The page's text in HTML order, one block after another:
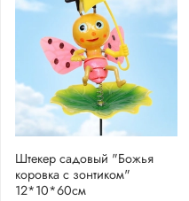
Штекер садовый "Божья
коровка с зонтиком"
12*10*60см